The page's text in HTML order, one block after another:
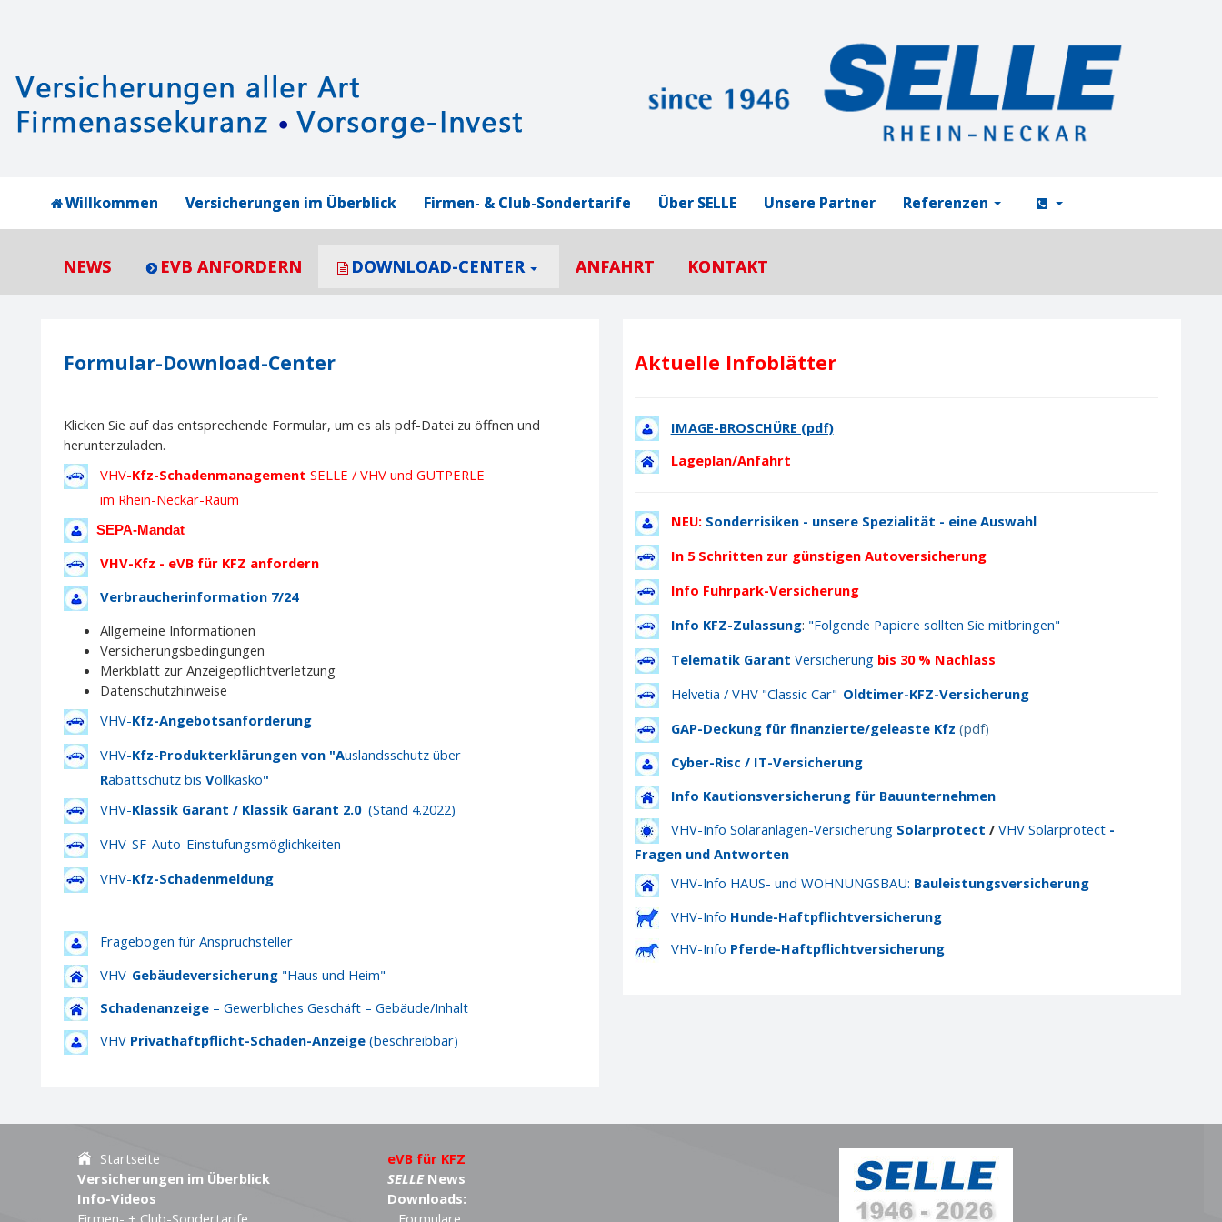
Willkommen Versicherungen im Überblick Firmen- & Club-Sondertarife Über SELLE Unsere Partner Referenzen
NEWS EVB ANFORDERN DOWNLOAD-CENTER ANFAHRT KONTAKT
Formular-Download-Center
Klicken Sie auf das entsprechende Formular, um es als pdf-Datei zu öffnen und
herunterzuladen.
VHV-Kfz-Schadenmanagement SELLE / VHV und GUTPERLE
im Rhein-Neckar-Raum
SEPA-Mandat
VHV-Kfz - eVB für KFZ anfordern
Verbraucherinformation 7/24
Allgemeine Informationen
Versicherungsbedingungen
Merkblatt zur Anzeigepflichtverletzung
Datenschutzhinweise
VHV-Kfz-Angebotsanforderung
VHV-Kfz-Produkterklärungen von "Auslandsschutz über
Rabattschutz bisVollkasko"
VHV-Klassik Garant / Klassik Garant 2.0 (Stand 4.2022)
VHV-SF-Auto-Einstufungsmöglichkeiten
VHV-Kfz-Schadenmeldung
Fragebogen für Anspruchsteller
VHV-Gebäudeversicherung "Haus und Heim"
Schadenanzeige – Gewerbliches Geschäft – Gebäude/Inhalt
VHV Privathaftpflicht-Schaden-Anzeige (beschreibbar)
Aktuelle Infoblätter
IMAGE-BROSCHÜRE (pdf)
Lageplan/Anfahrt
NEU: Sonderrisiken - unsere Spezialität - eine Auswahl
In 5 Schritten zur günstigen Autoversicherung
Info Fuhrpark-Versicherung
Info KFZ-Zulassung: "Folgende Papiere sollten Sie mitbringen"
Telematik Garant Versicherung bis 30 % Nachlass
Helvetia / VHV "Classic Car"-Oldtimer-KFZ-Versicherung
GAP-Deckung für finanzierte/geleaste Kfz (pdf)
Cyber-Risc / IT-Versicherung
Info Kautionsversicherung für Bauunternehmen
VHV-Info Solaranlagen-Versicherung Solarprotect / VHV Solarprotect -
Fragen und Antworten
VHV-Info HAUS- und WOHNUNGSBAU: Bauleistungsversicherung
VHV-Info Hunde-Haftpflichtversicherung
VHV-Info Pferde-Haftpflichtversicherung
Startseite
Versicherungen im Überblick
Info-Videos
eVB für KFZ
SELLE News
Downloads:
Formulare